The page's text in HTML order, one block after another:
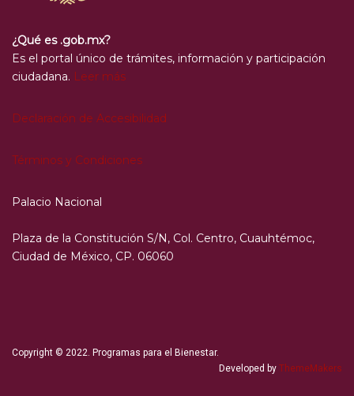
¿Qué es .gob.mx?
Es el portal único de trámites, información y participación
ciudadana. Leer más
Declaración de Accesibilidad
Términos y Condiciones
Palacio Nacional
Plaza de la Constitución S/N, Col. Centro, Cuauhtémoc,
Ciudad de México, CP. 06060
Copyright © 2022. Programas para el Bienestar.
Developed by ThemeMakers